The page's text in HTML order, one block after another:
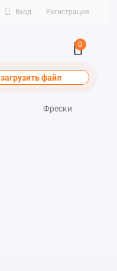
Вход Регистрация
0
загрузить файл
Фрески